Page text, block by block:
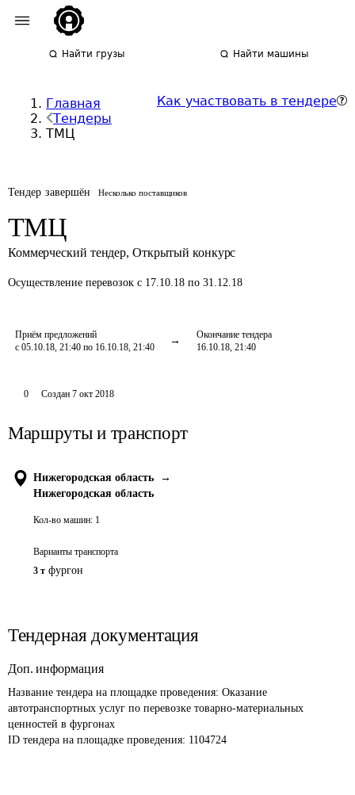
Найти грузы Найти машины
Главная
Тендеры
ТМЦ
Как участвовать в тендере
Тендер завершён Несколько поставщиков
ТМЦ
Коммерческий тендер, Открытый конкурс
Осуществление перевозок с 17.10.18 по 31.12.18
Приём предложений
с 05.10.18, 21:40 по 16.10.18, 21:40
Окончание тендера
16.10.18, 21:40
0 Создан 7 окт 2018
Маршруты и транспорт
Нижегородская область
→
Нижегородская область
Кол-во машин: 1
Варианты транспорта
3 т фургон
Тендерная документация
Доп. информация
Название тендера на площадке проведения: Оказание
автотранспортных услуг по перевозке товарно-материальных
ценностей в фургонах
ID тендера на площадке проведения: 1104724